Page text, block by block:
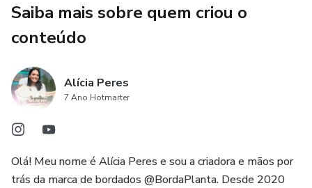
Saiba mais sobre quem criou o
conteúdo
Alícia Peres
7 Ano Hotmarter
Olá! Meu nome é Alícia Peres e sou a criadora e mãos por
trás da marca de bordados @BordaPlanta. Desde 2020